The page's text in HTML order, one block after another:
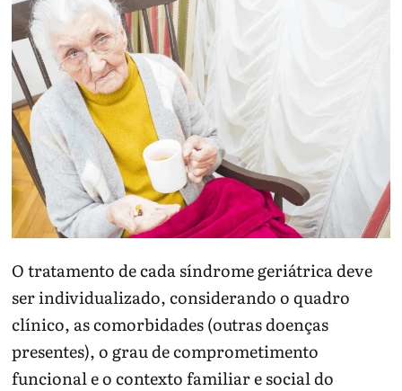
O tratamento de cada síndrome geriátrica deve
ser individualizado, considerando o quadro
clínico, as comorbidades (outras doenças
presentes), o grau de comprometimento
funcional e o contexto familiar e social do